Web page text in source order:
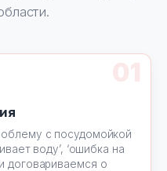
с посудомойкой
воду’, ‘ошибка на
договариваемся о